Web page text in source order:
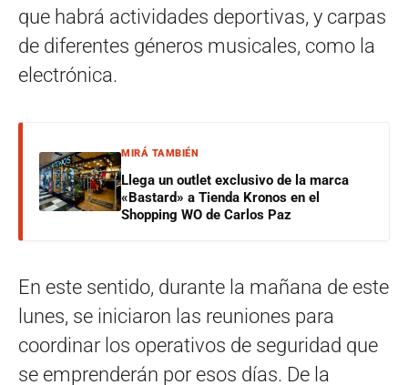
que habrá actividades deportivas, y carpas
de diferentes géneros musicales, como la
electrónica.
MIRÁ TAMBIÉN
Llega un outlet exclusivo de la marca
«Bastard» a Tienda Kronos en el
Shopping WO de Carlos Paz
En este sentido, durante la mañana de este
lunes, se iniciaron las reuniones para
coordinar los operativos de seguridad que
se emprenderán por esos días. De la